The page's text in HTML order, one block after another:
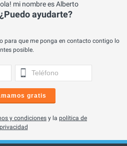
mi nombre es Alberto
¿Puedo ayudarte?
para que me ponga en contacto contigo lo
posible.
gratis
y condiciones y la política de
privacidad